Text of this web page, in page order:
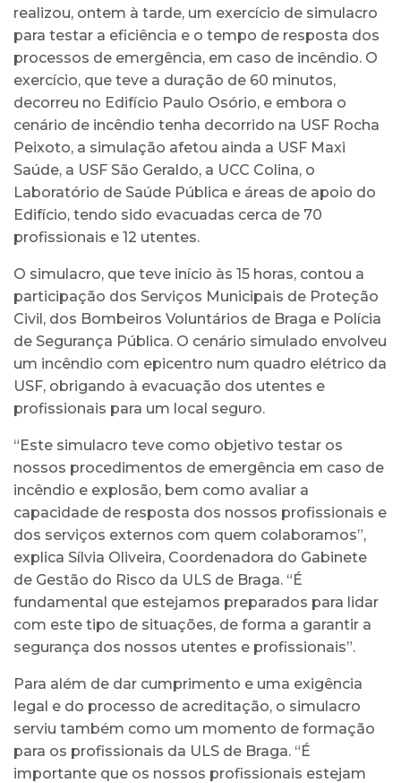
realizou, ontem à tarde, um exercício de simulacro
para testar a eficiência e o tempo de resposta dos
processos de emergência, em caso de incêndio. O
exercício, que teve a duração de 60 minutos,
decorreu no Edifício Paulo Osório, e embora o
cenário de incêndio tenha decorrido na USF Rocha
Peixoto, a simulação afetou ainda a USF Maxi
Saúde, a USF São Geraldo, a UCC Colina, o
Laboratório de Saúde Pública e áreas de apoio do
Edifício, tendo sido evacuadas cerca de 70
profissionais e 12 utentes.
O simulacro, que teve início às 15 horas, contou a
participação dos Serviços Municipais de Proteção
Civil, dos Bombeiros Voluntários de Braga e Polícia
de Segurança Pública. O cenário simulado envolveu
um incêndio com epicentro num quadro elétrico da
USF, obrigando à evacuação dos utentes e
profissionais para um local seguro.
“Este simulacro teve como objetivo testar os
nossos procedimentos de emergência em caso de
incêndio e explosão, bem como avaliar a
capacidade de resposta dos nossos profissionais e
dos serviços externos com quem colaboramos”,
explica Sílvia Oliveira, Coordenadora do Gabinete
de Gestão do Risco da ULS de Braga. “É
fundamental que estejamos preparados para lidar
com este tipo de situações, de forma a garantir a
segurança dos nossos utentes e profissionais”.
Para além de dar cumprimento e uma exigência
legal e do processo de acreditação, o simulacro
serviu também como um momento de formação
para os profissionais da ULS de Braga. “É
importante que os nossos profissionais estejam